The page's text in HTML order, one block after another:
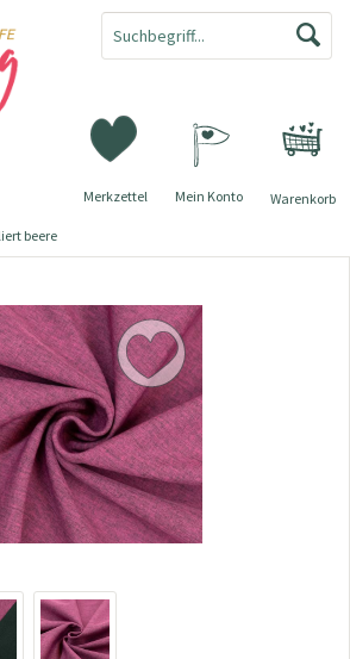
Warenkorb
Merkzettel Mein Konto
beere